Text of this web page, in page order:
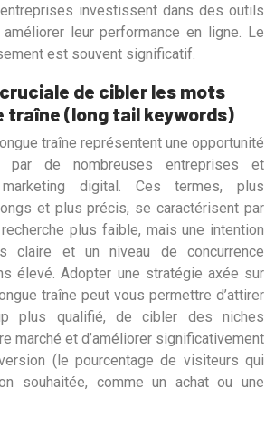
investissent dans des outils
leur performance en ligne. Le
est souvent significatif.
de cibler les mots
traîne (long tail keywords)
traîne représentent une opportunité
par de nombreuses entreprises et
digital. Ces termes, plus
et plus précis, se caractérisent par
plus faible, mais une intention
claire et un niveau de concurrence
élevé. Adopter une stratégie axée sur
traîne peut vous permettre d’attirer
plus qualifié, de cibler des niches
marché et d’améliorer significativement
(le pourcentage de visiteurs qui
souhaitée, comme un achat ou une